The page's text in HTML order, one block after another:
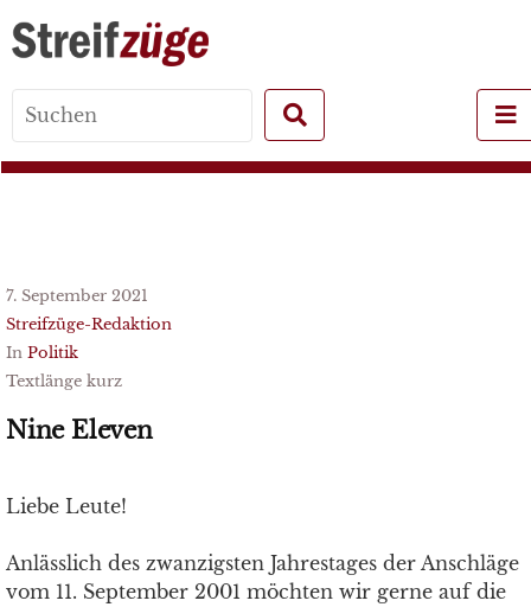
for:
7. September 2021
Streifzüge-Redaktion
In Politik
Textlänge kurz
Nine Eleven
Liebe Leute!
Anlässlich des zwanzigsten Jahrestages der Anschläge
vom 11. September 2001 möchten wir gerne auf die